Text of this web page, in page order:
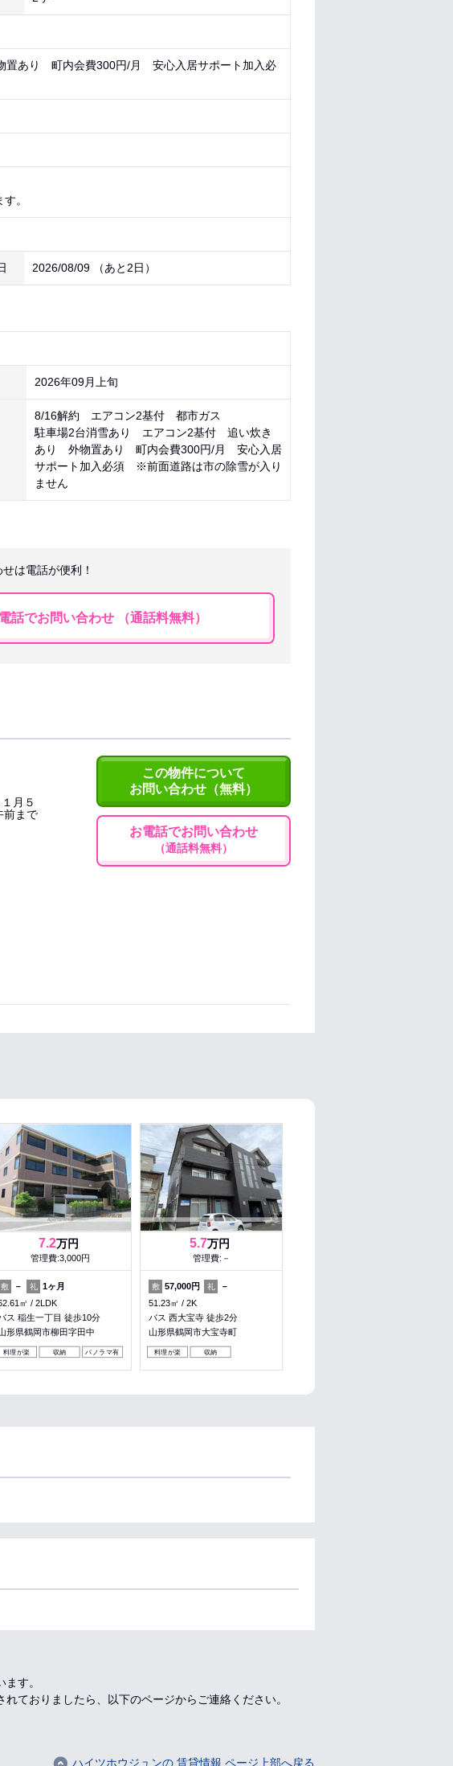
あり 町内会費300円/月 安心入居サポート加入必
。
2026/08/09 （あと 2日 ）
2026年09月上旬
8/16解約 エアコン2基付 都市ガス
駐車場2台消雪あり エアコン2基付 追い炊き
あり 外物置あり 町内会費300円/月 安心入居
サポート加入必須 ※前面道路は市の除雪が入り
ません
は電話が便利！
話でお問い合わせ （通話料無料）
月５
前まで
この物件について
お問い合わせ（無料）
お電話でお問い合わせ
（通話料無料）
7.2万円
管理費:3,000円
敷 － 礼 1ヶ月
㎡
2LDK
ス 稲生一丁目 徒歩10分
形県鶴岡市柳田字田中
料理が楽 収納 パノラマ有
5.7万円
管理費:－
敷 57,000円 礼
－
51.23㎡
2K
バス 西大宝寺 徒歩2分
山形県鶴岡市大宝寺町
料理が楽 収納
す。
ておりましたら、以下のページからご連絡ください。
ハイツホウジュンの 賃貸情報 ページ上部へ戻る